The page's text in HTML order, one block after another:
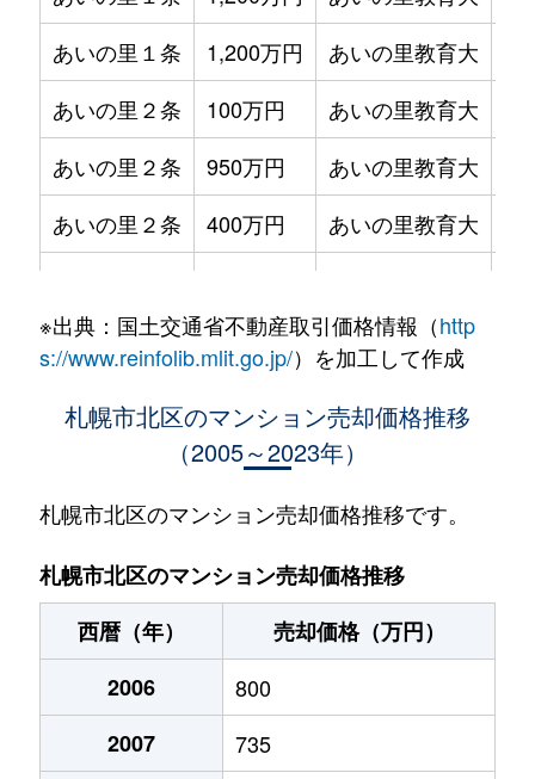
あいの里１条
1,200万円 あいの里教育大
あいの里２条
100万円 あいの里教育大
あいの里２条
950万円 あいの里教育大
あいの里２条
400万円 あいの里教育大
あいの里２条
400万円 あいの里教育大
720万円 あいの里教育大
あいの里２条
550万円 あいの里教育大
あいの里２条
200万円 あいの里教育大
あいの里２条
150万円 あいの里教育大
あいの里２条
700万円
あいの里２条
250万円
※出典：国土交通省不動産取引価格情報（http
s://www.reinfolib.mlit.go.jp/）を加工して作成
札幌市北区のマンション売却価格推移
（2005～2023年）
札幌市北区のマンション売却価格推移です。
札幌市北区のマンション売却価格推移
西暦（年）
売却価格（万円）
2006
800
2007
735